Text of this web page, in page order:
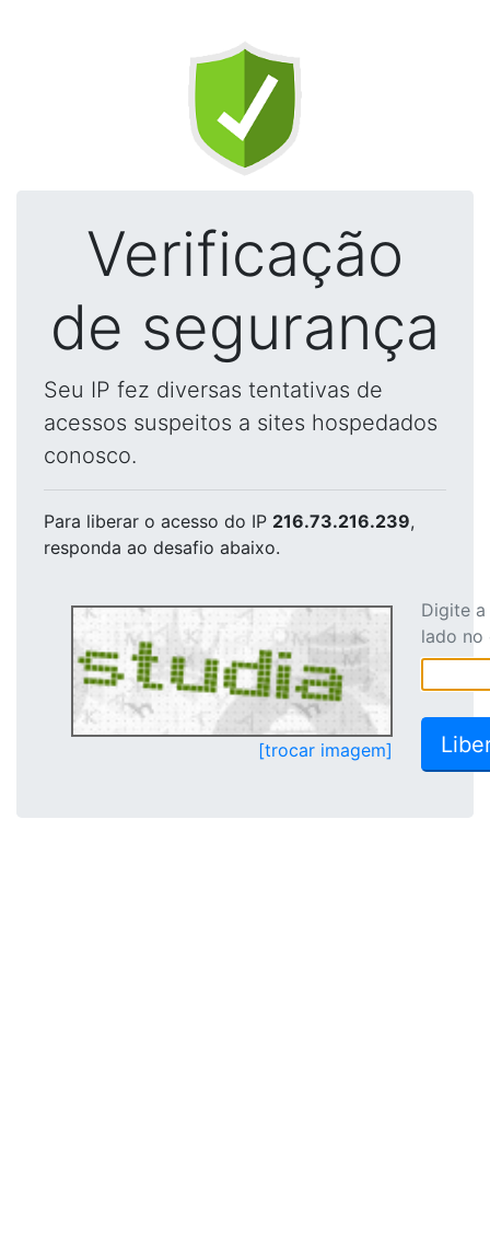
Verificação
de segurança
Seu IP fez diversas tentativas de
acessos suspeitos a sites hospedados
conosco.
Para liberar o acesso do IP 216.73.216.239,
responda ao desafio abaixo.
[trocar imagem]
Digite
lado no